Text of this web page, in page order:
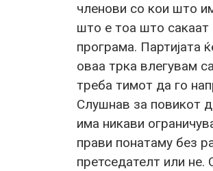
членови со кои што
што е тоа што сакаат
програма. Партијата
оваа трка влегувам
треба тимот да го
Слушнав за повикот
има никави
прави понатаму без
претседателт или